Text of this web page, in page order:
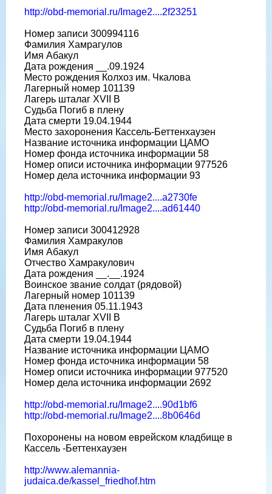
http://obd-memorial.ru/Image2....2f23251
Номер записи 300994116
Фамилия Хамрагулов
Имя Абакул
Дата рождения __.09.1924
Место рождения Колхоз им. Чкалова
Лагерный номер 101139
Лагерь шталаг XVII B
Судьба Погиб в плену
Дата смерти 19.04.1944
Место захоронения Кассель-Беттенхаузен
Название источника информации ЦАМО
Номер фонда источника информации 58
Номер описи источника информации 977526
Номер дела источника информации 93
http://obd-memorial.ru/Image2....a2730fe
http://obd-memorial.ru/Image2....ad61440
Номер записи 300412928
Фамилия Хамракулов
Имя Абакул
Отчество Хамракулович
Дата рождения __.__.1924
Воинское звание солдат (рядовой)
Лагерный номер 101139
Дата пленения 05.11.1943
Лагерь шталаг XVII B
Судьба Погиб в плену
Дата смерти 19.04.1944
Название источника информации ЦАМО
Номер фонда источника информации 58
Номер описи источника информации 977520
Номер дела источника информации 2692
http://obd-memorial.ru/Image2....90d1bf6
http://obd-memorial.ru/Image2....8b0646d
Похоронены на новом еврейском кладбище в
Кассель -Беттенхаузен
http://www.alemannia-
judaica.de/kassel_friedhof.htm